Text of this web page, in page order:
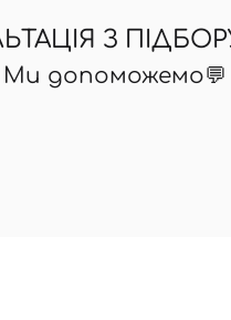
З
Ми допоможемо💬